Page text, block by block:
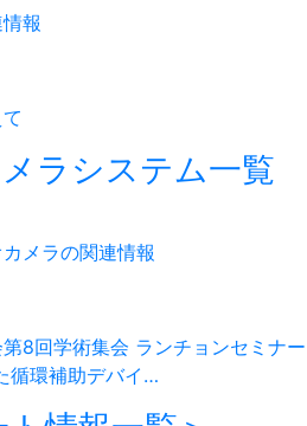
報
ラシステム一覧
メラの関連情報
8回学術集会 ランチョンセミナー
循環補助デバイ…